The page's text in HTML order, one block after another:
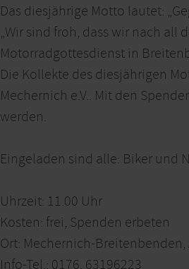
Das diesjährige Motto lautet:
„Wir sind froh, dass wir nach
Motorradgottesdienst in
Die Kollekte des diesjährigen
Mechernich e.V.. Mit den
werden.
Eingeladen sind alle: Biker und
Uhrzeit: 11.00 Uhr
Kosten: frei, Spenden erbeten
Ort: Mechernich-
Info-Tel.: 0176. 63196223